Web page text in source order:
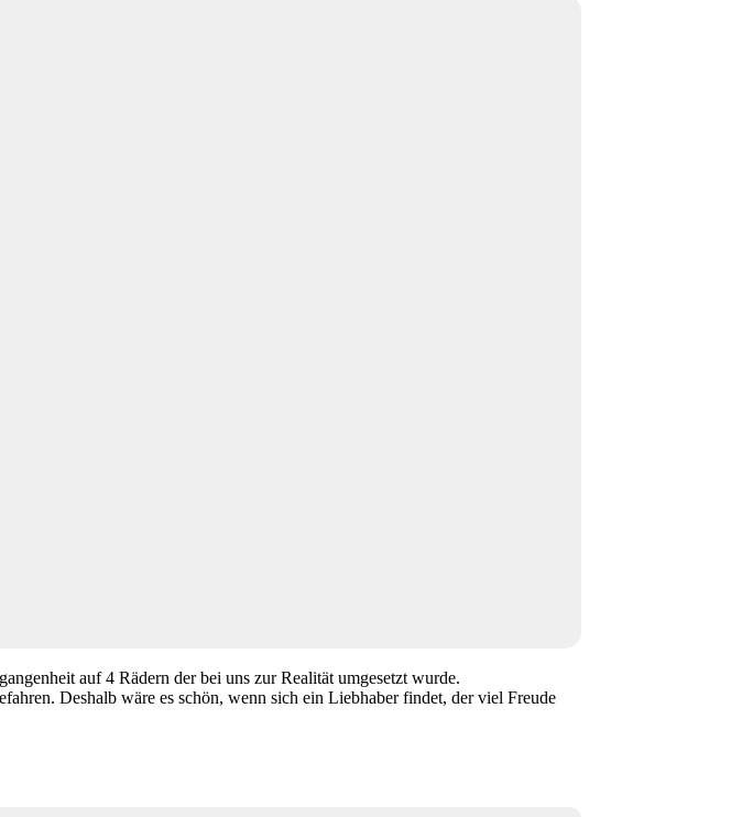
auf 4 Rädern der bei uns zur Realität umgesetzt wurde.
Deshalb wäre es schön, wenn sich ein Liebhaber findet, der viel Freude